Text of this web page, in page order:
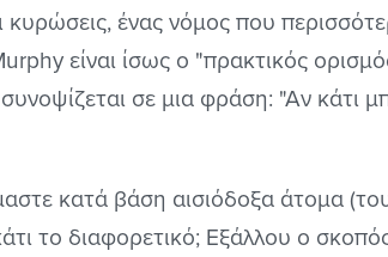
κυρώσεις, ένας νόμος που
είναι ίσως ο "πρακτικός
σε μια φράση: "Αν κάτι
κατά βάση αισιόδοξα άτομα
το διαφορετικό; Εξάλλου ο